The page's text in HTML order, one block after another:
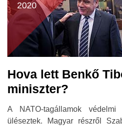
2020
Hova lett Benkő
miniszter?
A NATO-tagállamok védelmi
üléseztek. Magyar részről